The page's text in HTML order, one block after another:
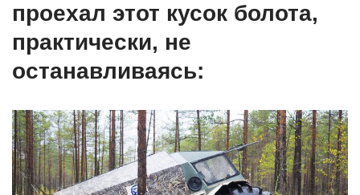
проехал этот кусок болота,
практически, не
останавливаясь: